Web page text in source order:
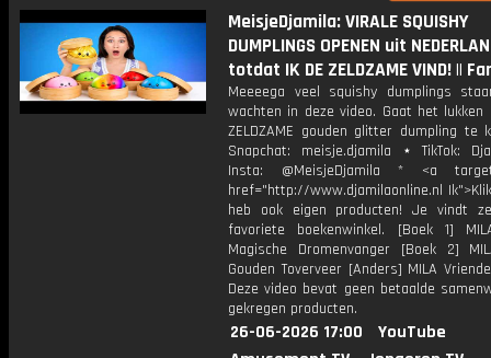
MeisjeDjamila: VIRALE SQUISHY
DUMPLINGS OPENEN uit
totdat IK DE ZELDZAME VIND! ||
Meeeega veel squishy dumplings
wachten in deze video. Gaat het lukken
ZELDZAME gouden glitter dumpling te
Snapchat: meisje.djamila ⋆ TikTok:
Insta: @MeisjeDjamila * <a
href="http://www.djamilaonline.nl
heb ook eigen producten! Je vindt
favoriete boekenwinkel. [Boek 1]
Magische Dromenvanger [Boek 2]
Gouden Toverveer [Anders] MILA
Deze video bevat geen betaalde
gekregen producten.
26-06-2026 17:00
YouTube